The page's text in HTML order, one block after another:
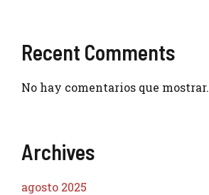
Recent Comments
No hay comentarios que mostrar.
Archives
agosto 2025